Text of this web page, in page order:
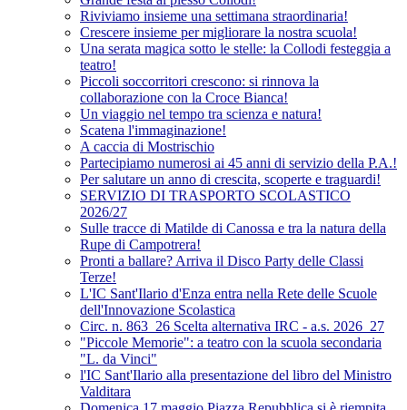
Riviviamo insieme una settimana straordinaria!
Crescere insieme per migliorare la nostra scuola!
Una serata magica sotto le stelle: la Collodi festeggia a
teatro!
Piccoli soccorritori crescono: si rinnova la
collaborazione con la Croce Bianca!
Un viaggio nel tempo tra scienza e natura!
Scatena l'immaginazione!
A caccia di Mostrischio
Partecipiamo numerosi ai 45 anni di servizio della P.A.!
Per salutare un anno di crescita, scoperte e traguardi!
SERVIZIO DI TRASPORTO SCOLASTICO
2026/27
Sulle tracce di Matilde di Canossa e tra la natura della
Rupe di Campotrera!
Pronti a ballare? Arriva il Disco Party delle Classi
Terze!
L'IC Sant'Ilario d'Enza entra nella Rete delle Scuole
dell'Innovazione Scolastica
Circ. n. 863_26 Scelta alternativa IRC - a.s. 2026_27
"Piccole Memorie": a teatro con la scuola secondaria
"L. da Vinci"
l'IC Sant'Ilario alla presentazione del libro del Ministro
Valditara